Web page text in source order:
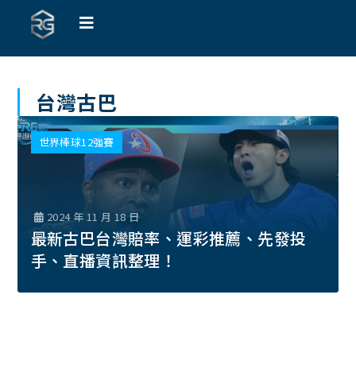
台灣古巴
世界棒球12強賽
2024 年 11 月 18 日
最新古巴台灣賠率、運彩推薦、先發投
手、直播資訊整理！